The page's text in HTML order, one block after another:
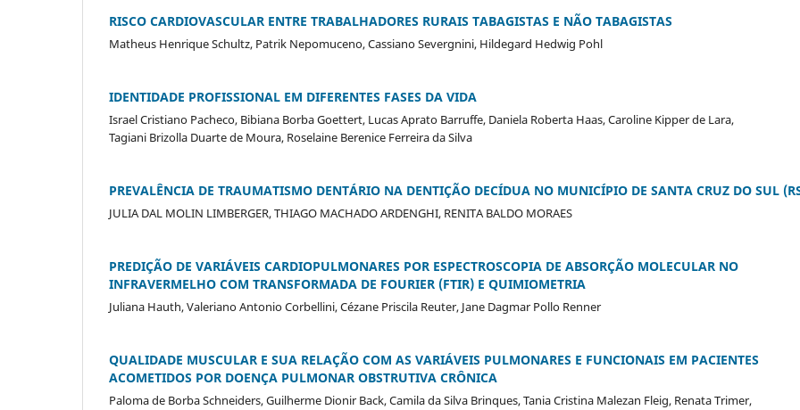
RISCO CARDIOVASCULAR ENTRE TRABALHADORES RURAIS TABAGISTAS E NÃO TABAGISTAS
Matheus Henrique Schultz, Patrik Nepomuceno, Cassiano Severgnini, Hildegard Hedwig Pohl
IDENTIDADE PROFISSIONAL EM DIFERENTES FASES DA VIDA
Israel Cristiano Pacheco, Bibiana Borba Goettert, Lucas Aprato Barruffe, Daniela Roberta Haas, Caroline Kipper de Lara,
Tagiani Brizolla Duarte de Moura, Roselaine Berenice Ferreira da Silva
PREVALÊNCIA DE TRAUMATISMO DENTÁRIO NA DENTIÇÃO DECÍDUA NO MUNICÍPIO DE SANTA CRUZ DO SUL
JULIA DAL MOLIN LIMBERGER, THIAGO MACHADO ARDENGHI, RENITA BALDO MORAES
PREDIÇÃO DE VARIÁVEIS CARDIOPULMONARES POR ESPECTROSCOPIA DE ABSORÇÃO MOLECULAR NO
INFRAVERMELHO COM TRANSFORMADA DE FOURIER (FTIR) E QUIMIOMETRIA
Juliana Hauth, Valeriano Antonio Corbellini, Cézane Priscila Reuter, Jane Dagmar Pollo Renner
QUALIDADE MUSCULAR E SUA RELAÇÃO COM AS VARIÁVEIS PULMONARES E FUNCIONAIS EM PACIENTES
ACOMETIDOS POR DOENÇA PULMONAR OBSTRUTIVA CRÔNICA
Paloma de Borba Schneiders, Guilherme Dionir Back, Camila da Silva Brinques, Tania Cristina Malezan Fleig, Renata Trimer,